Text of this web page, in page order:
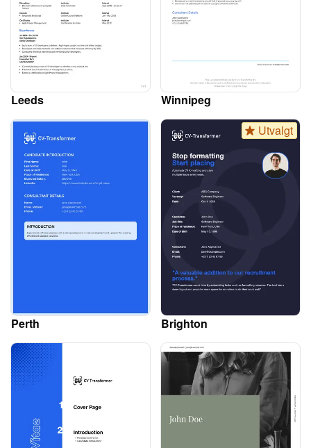
Leeds Winnipeg
Perth
Utvalgt
Brighton